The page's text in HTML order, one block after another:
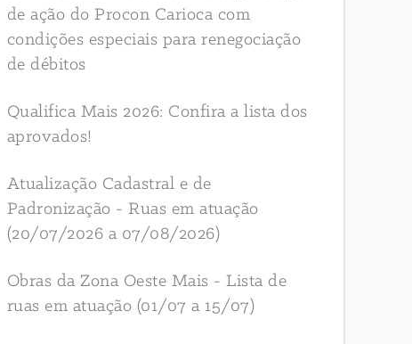
de ação do Procon Carioca com
condições especiais para renegociação
de débitos
Qualifica Mais 2026: Confira a lista dos
aprovados!
Atualização Cadastral e de
Padronização - Ruas em atuação
(20/07/2026 a 07/08/2026)
Obras da Zona Oeste Mais - Lista de
ruas em atuação (01/07 a 15/07)